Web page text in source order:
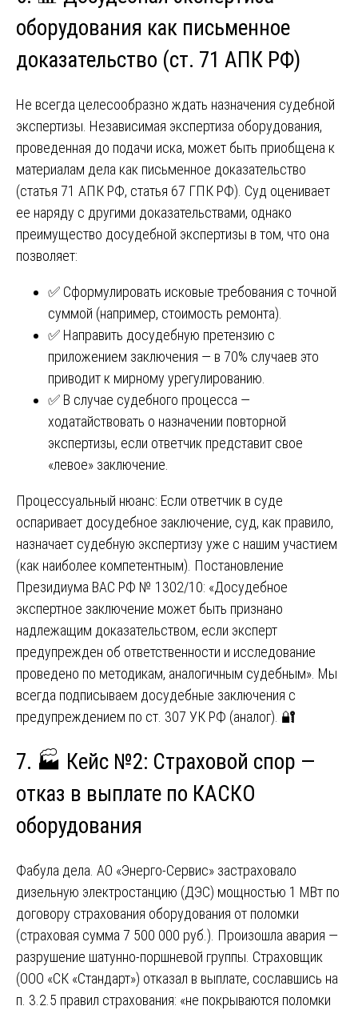
оборудования как письменное
доказательство (ст. 71 АПК РФ)
Не всегда целесообразно ждать назначения судебной
экспертизы. Независимая экспертиза оборудования,
проведенная до подачи иска, может быть приобщена к
материалам дела как письменное доказательство
(статья 71 АПК РФ, статья 67 ГПК РФ). Суд оценивает
ее наряду с другими доказательствами, однако
преимущество досудебной экспертизы в том, что она
позволяет:
✅ Сформулировать исковые требования с точной
суммой (например, стоимость ремонта).
✅ Направить досудебную претензию с
приложением заключения — в 70% случаев это
приводит к мирному урегулированию.
✅ В случае судебного процесса —
ходатайствовать о назначении повторной
экспертизы, если ответчик представит свое
«левое» заключение.
Процессуальный нюанс: Если ответчик в суде
оспаривает досудебное заключение, суд, как правило,
назначает судебную экспертизу уже с нашим участием
(как наиболее компетентным). Постановление
Президиума ВАС РФ № 1302/10: «Досудебное
экспертное заключение может быть признано
надлежащим доказательством, если эксперт
предупрежден об ответственности и исследование
проведено по методикам, аналогичным судебным». Мы
всегда подписываем досудебные заключения с
предупреждением по ст. 307 УК РФ (аналог). 🔐
7. 🏭 Кейс №2: Страховой спор —
отказ в выплате по КАСКО
оборудования
Фабула дела. АО «Энерго-Сервис» застраховало
дизельную электростанцию (ДЭС) мощностью 1 МВт по
договору страхования оборудования от поломки
(страховая сумма 7 500 000 руб.). Произошла авария —
разрушение шатунно-поршневой группы. Страховщик
(ООО «СК «Стандарт») отказал в выплате, сославшись на
п. 3.2.5 правил страхования: «не покрываются поломки